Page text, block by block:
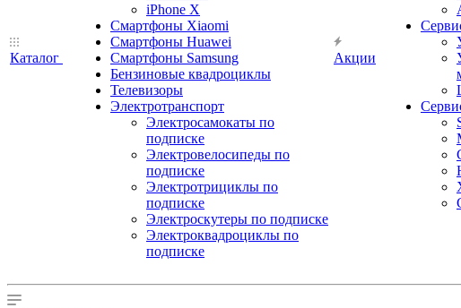
Каталог
iPhone X
Смартфоны Xiaomi
Смартфоны Huawei
Смартфоны Samsung
Бензиновые квадроциклы
Телевизоры
Электротранспорт
Электросамокаты по
подписке
Электровелосипеды по
подписке
Электротрициклы по
подписке
Электроскутеры по подписке
Электроквадроциклы по
подписке
Акции